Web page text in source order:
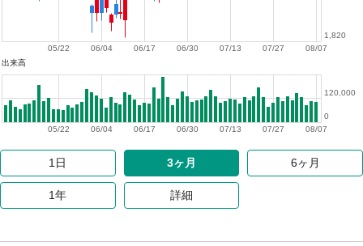
08/07
07/27
07/13
06/30
06/17
06/04
05/22
1,820
出来高
08/07
07/27
07/13
06/30
06/17
06/04
05/22
0
120,000
1日 3ヶ月 6ヶ月
1年 詳細